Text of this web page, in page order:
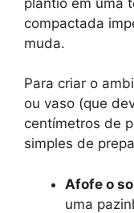
compactada
muda.
Para criar o
ou vaso (que
centímetros de
simples de
Afofe o
uma